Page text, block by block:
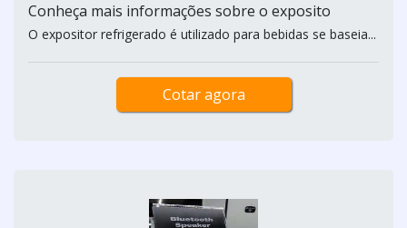
Conheça mais informações sobre o exposito
O expositor refrigerado é utilizado para bebidas se baseia...
Cotar agora